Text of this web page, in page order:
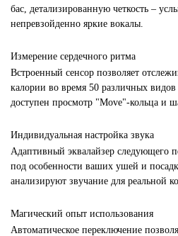
бас, детализированную четкость –
непревзойденно яркие вокалы.
Измерение сердечного ритма
Встроенный сенсор позволяет
калории во время 50 различных
доступен просмотр "Move"-кольца и
Индивидуальная настройка звука
Адаптивный эквалайзер следующего
под особенности ваших ушей и
анализируют звучание для реальной
Магический опыт использования
Автоматическое переключение